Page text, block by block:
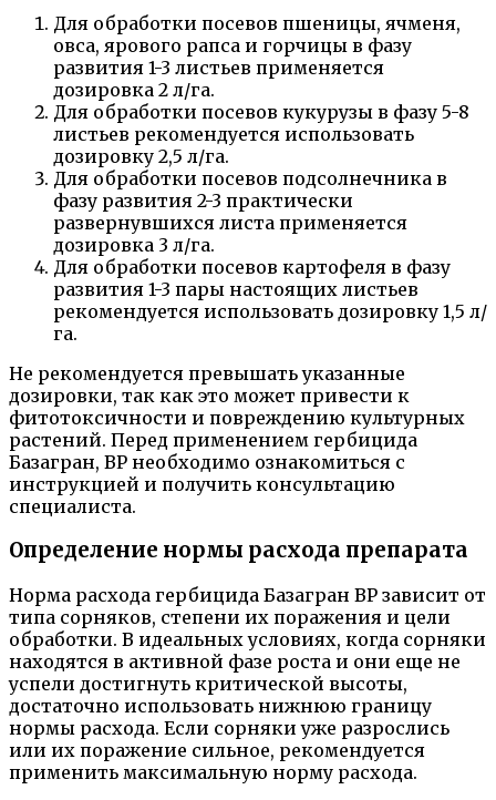
Для обработки посевов пшеницы, ячменя,
овса, ярового рапса и горчицы в фазу
развития 1-3 листьев применяется
дозировка 2 л/га.
Для обработки посевов кукурузы в фазу 5-8
листьев рекомендуется использовать
дозировку 2,5 л/га.
Для обработки посевов подсолнечника в
фазу развития 2-3 практически
развернувшихся листа применяется
дозировка 3 л/га.
Для обработки посевов картофеля в фазу
развития 1-3 пары настоящих листьев
рекомендуется использовать дозировку 1,5 л/
га.
Не рекомендуется превышать указанные
дозировки, так как это может привести к
фитотоксичности и повреждению культурных
растений. Перед применением гербицида
Базагран, ВР необходимо ознакомиться с
инструкцией и получить консультацию
специалиста.
Определение нормы расхода препарата
Норма расхода гербицида Базагран ВР зависит от
типа сорняков, степени их поражения и цели
обработки. В идеальных условиях, когда сорняки
находятся в активной фазе роста и они еще не
успели достигнуть критической высоты,
достаточно использовать нижнюю границу
нормы расхода. Если сорняки уже разрослись
или их поражение сильное, рекомендуется
применить максимальную норму расхода.